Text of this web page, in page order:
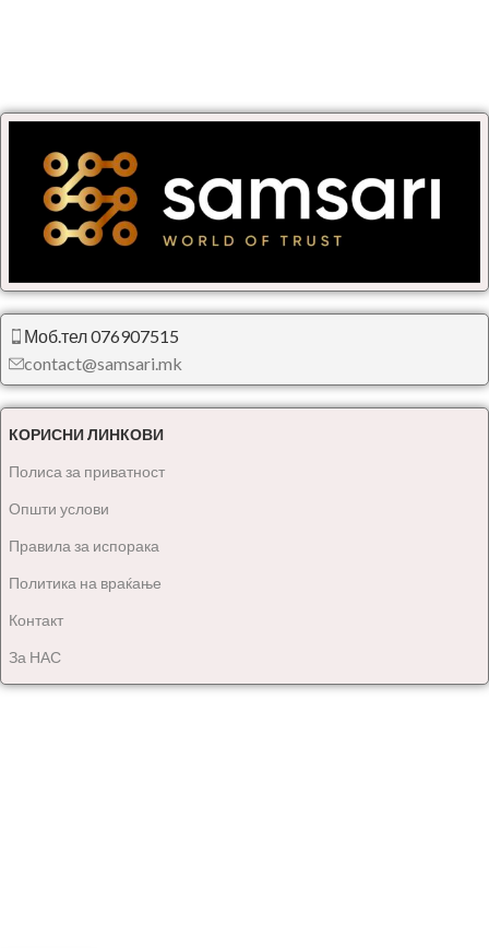
Моб.тел 076907515
contact@samsari.mk
КОРИСНИ ЛИНКОВИ
Полиса за приватност
Општи услови
Правила за испорака
Политика на враќање
Контакт
За НАС